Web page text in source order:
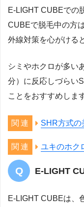
E-LIGHT CUBEでの
CUBEで脱毛中の方
外線対策を心がける
シミやホクロが多い
分）に反応しづらい
ことをおすすめしま
SHR方式の
ユキのホク
E-LIGHT
E-LIGHT CUBEは、